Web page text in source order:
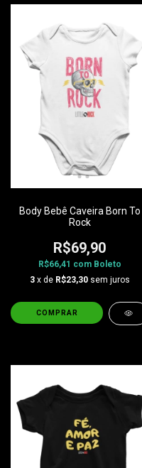
Body Bebê Caveira Born To
Rock
R$69,90
R$66,41 com Boleto
3 x de R$23,30 sem juros
COMPRAR